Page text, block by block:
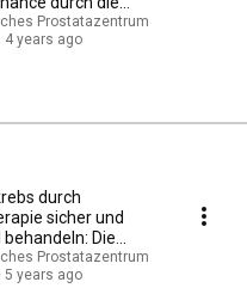
Prostatazentrum
4 years ago
durch
sicher und
Die
zur Radikal-OP
Prostatazentrum
5 years ago